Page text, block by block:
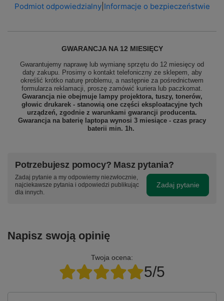
Podmiot odpowiedzialny| Informacje o bezpieczeństwie
GWARANCJA NA 12 MIESIĘCY
Gwarantujemy naprawę lub wymianę sprzętu do 12 miesięcy od
daty zakupu. Prosimy o kontakt telefoniczny ze sklepem, aby
określić krótko naturę problemu, a następnie za pośrednictwem
formularza reklamacji, proszę zamówić kuriera lub paczkomat.
Gwarancja nie obejmuje lampy projektora, tuszy, tonerów,
głowic drukarek - stanowią one części eksploatacyjne tych
urządzeń, zgodnie z warunkami gwarancji producenta.
Gwarancja na baterię laptopa wynosi 3 miesiące - czas pracy
baterii min. 1h.
Potrzebujesz pomocy? Masz pytania?
Zadaj pytanie a my odpowiemy niezwłocznie,
najciekawsze pytania i odpowiedzi publikując
dla innych.
Zadaj pytanie
Napisz swoją opinię
Twoja ocena:
5/5